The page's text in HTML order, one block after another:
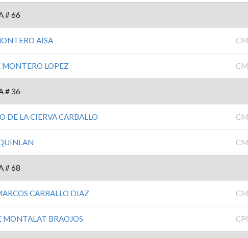
# 66
AISA
MONTERO LOPEZ
# 36
DE LA CIERVA CARBALLO
# 68
CARBALLO DIAZ
MONTALAT BRAOJOS